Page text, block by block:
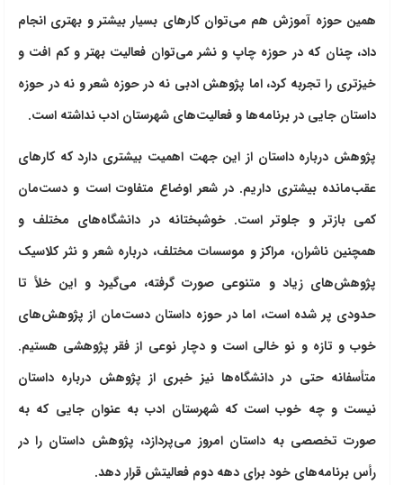
همین حوزه آموزش هم می‌توان کارهای بسیار بیشتر و بهتری انجام
داد، چنان که در حوزه چاپ و نشر می‌توان فعالیت بهتر و کم افت و
خیزتری را تجربه کرد، اما پژوهش ادبی نه در حوزه شعر و نه در حوزه
داستان جایی در برنامه‌ها و فعالیت‌های شهرستان ادب نداشته است.
پژوهش درباره داستان از این جهت اهمیت بیشتری دارد که کارهای
عقب‌مانده بیشتری داریم. در شعر اوضاع متفاوت است و دست‌مان
کمی بازتر و جلوتر است. خوشبختانه در دانشگاه‌های مختلف و
همچنین ناشران، مراکز و موسسات مختلف، درباره شعر و نثر کلاسیک
پژوهش‌های زیاد و متنوعی صورت گرفته، می‌گیرد و این خلأ تا
حدودی پر شده است، اما در حوزه داستان دست‌مان از پژوهش‌های
خوب و تازه و نو خالی است و دچار نوعی از فقر پژوهشی هستیم.
متأسفانه حتی در دانشگاه‌ها نیز خبری از پژوهش درباره داستان
نیست و چه خوب است که شهرستان ادب به عنوان جایی که به
صورت تخصصی به داستان امروز می‌پردازد، پژوهش داستان را در
رأس برنامه‌های خود برای دهه دوم فعالیتش قرار دهد.